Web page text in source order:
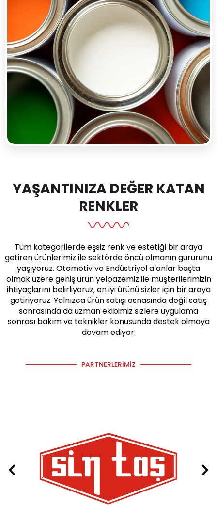
YAŞANTINIZA DEĞER KATAN
RENKLER
Tüm kategorilerde eşsiz renk ve estetiği bir araya
getiren ürünlerimiz ile sektörde öncü olmanın gururunu
yaşıyoruz. Otomotiv ve Endüstriyel alanlar başta
olmak üzere geniş ürün yelpazemiz ile müşterilerimizin
ihtiyaçlarını belirliyoruz, en iyi ürünü sizler için bir araya
getiriyoruz. Yalnızca ürün satışı esnasında değil satış
sonrasında da uzman ekibimiz sizlere uygulama
sonrası bakım ve teknikler konusunda destek olmaya
devam ediyor.
PARTNERLERIMIZ